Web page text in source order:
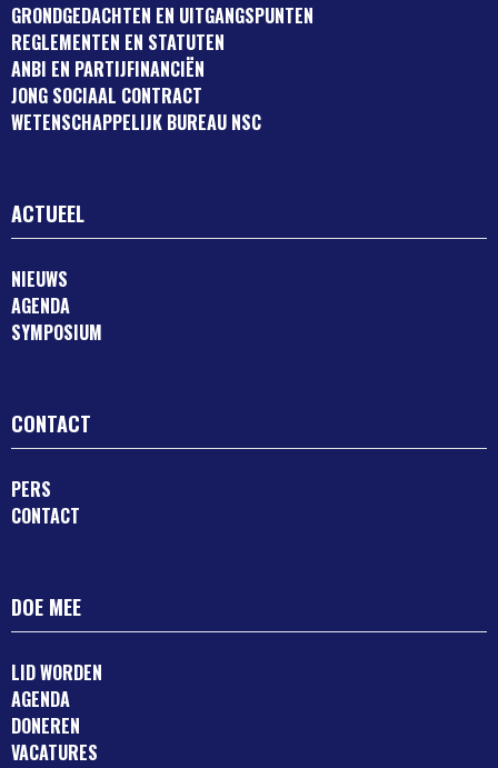
GRONDGEDACHTEN EN UITGANGSPUNTEN
REGLEMENTEN EN STATUTEN
ANBI EN PARTIJFINANCIËN
JONG SOCIAAL CONTRACT
WETENSCHAPPELIJK BUREAU NSC
ACTUEEL
NIEUWS
AGENDA
SYMPOSIUM
CONTACT
PERS
CONTACT
DOE MEE
LID WORDEN
AGENDA
DONEREN
VACATURES